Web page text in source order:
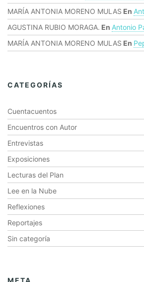
MARÍA ANTONIA MORENO MULAS En
AGUSTINA RUBIO MORAGA. En Antonio
MARÍA ANTONIA MORENO MULAS En
CATEGORÍAS
Cuentacuentos
Encuentros con Autor
Entrevistas
Exposiciones
Lecturas del Plan
Lee en la Nube
Reflexiones
Reportajes
Sin categoría
META